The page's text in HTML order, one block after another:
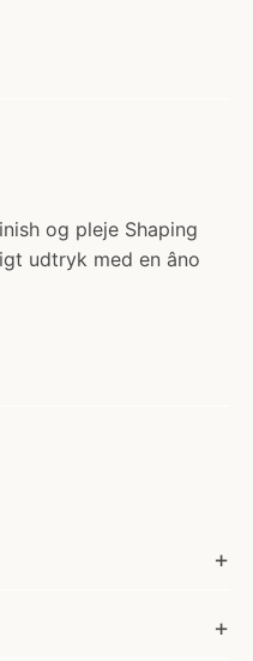
og pleje Shaping
med en âno